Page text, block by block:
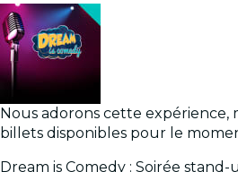
Nous adorons cette expérience,
billets disponibles pour le
Dream is Comedy : Soirée stand-